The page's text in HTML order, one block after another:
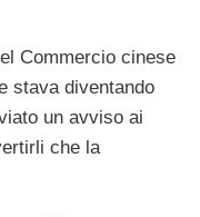
Commercio cinese
stava diventando
un avviso ai
che la